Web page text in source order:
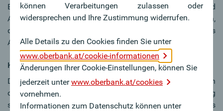
Betriebsübergang betroffen sein. In manchen Fällen sind
ArbeitgeberInnen, die ArbeitnehmerInnen kündigen wollen,
durch das Frühwarnsystem verpflichtet, vorab das
Arbeitsmarktservice (AMS) zu informieren.
Kündigung durch Arbeitgeber:in
Die Kündigung von Arbeitnehmer:nnen erfolgt schriftlich
oder mündlich. Aus Beweisgründen soll die Kündigung
schriftlich erfolgen. Sie kann auch während eines
können Verarbeitungen zulassen oder
widersprechen und Ihre Zustimmung widerrufen.
Alle Details zu den Cookies finden Sie unter
www.oberbank.at/cookie-informationen
Änderungen Ihrer Cookie-Einstellungen, können Sie
jederzeit unterwww.oberbank.at/cookies
vornehmen.
Informationen zum Datenschutz können unter